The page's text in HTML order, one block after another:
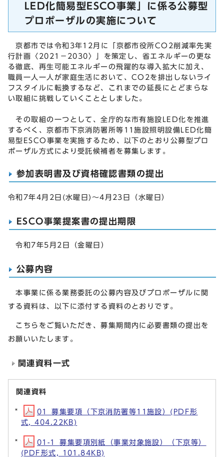
LED化簡易型ESCO事業」に係る公募型
プロポーザルの実施について
京都市では令和3年12月に「京都市役所CO2削減率先実
行計画〈2021－2030〉」を策定し、省エネルギーの更な
る徹底、再生可能エネルギーの飛躍的な導入拡大に加え、
職員一人一人が家庭生活において、CO2を排出しないライ
フスタイルに転換するなど、これまでの延長にとどまらな
い取組に挑戦していくこととしました。
その取組の一つとして、全庁的な市有施設LED化を推進
するべく、京都市下京消防署所等11施設照明設備LED化簡
易型ESCO事業を実施するため、以下のとおり公募型プロ
ポーザル方式により受託候補者を募集します。
参加表明書及び資格確認書類の提出
令和7年4月2日(水曜日)～4月23日（水曜日）
ESCO事業提案書の提出期限
令和7年5月2日（金曜日）
公募内容
本事業に係る業務委託の公募内容及びプロポーザルに関
する資料は、以下に添付する資料のとおりです。
こちらをご覧いただき、募集期間内に必要書類の提出を
お願いいたします。
関連資料一式
関連資料
01_募集要項（下京消防署等11施設）(PDF形
式, 404.22KB)
01-1_募集要項別紙（事業対象施設）（下京等）
(PDF形式, 101.84KB)